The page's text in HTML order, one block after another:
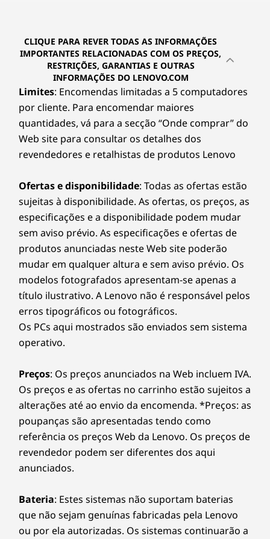
CLIQUE PARA REVER TODAS AS INFORMAÇÕES
IMPORTANTES RELACIONADAS COM OS PREÇOS,
RESTRIÇÕES, GARANTIAS E OUTRAS
INFORMAÇÕES DO LENOVO.COM
Limites: Encomendas limitadas a 5 computadores
por cliente. Para encomendar maiores
quantidades, vá para a secção “Onde comprar” do
Web site para consultar os detalhes dos
revendedores e retalhistas de produtos Lenovo
Ofertas e disponibilidade: Todas as ofertas estão
sujeitas à disponibilidade. As ofertas, os preços, as
especificações e a disponibilidade podem mudar
sem aviso prévio. As especificações e ofertas de
produtos anunciadas neste Web site poderão
mudar em qualquer altura e sem aviso prévio. Os
modelos fotografados apresentam-se apenas a
título ilustrativo. A Lenovo não é responsável pelos
erros tipográficos ou fotográficos.
Os PCs aqui mostrados são enviados sem sistema
operativo.
Preços: Os preços anunciados na Web incluem IVA.
Os preços e as ofertas no carrinho estão sujeitos a
alterações até ao envio da encomenda. *Preços: as
poupanças são apresentadas tendo como
referência os preços Web da Lenovo. Os preços de
revendedor podem ser diferentes dos aqui
anunciados.
Bateria: Estes sistemas não suportam baterias
que não sejam genuínas fabricadas pela Lenovo
ou por ela autorizadas. Os sistemas continuarão a